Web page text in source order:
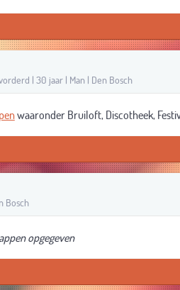
| 30 jaar | Man | Den Bosch
waaronder Bruiloft, Discotheek,
Bosch
opgegeven